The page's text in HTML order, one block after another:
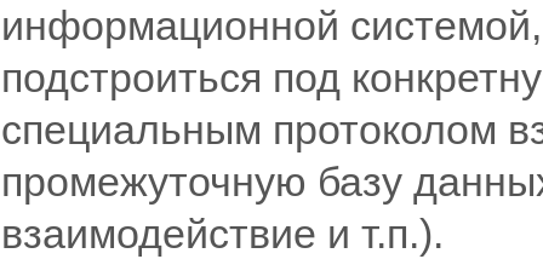
информационной
подстроиться под
специальным протоколом
промежуточную базу
взаимодействие и т.п.).